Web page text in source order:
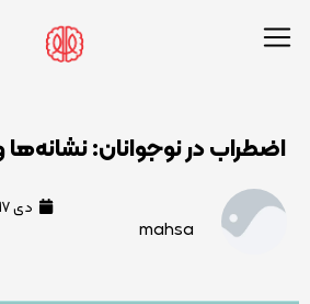
اضطراب در نوجوانان: نشانه‌ها
mahsa
دی ۱۷, ۱۴۰۳